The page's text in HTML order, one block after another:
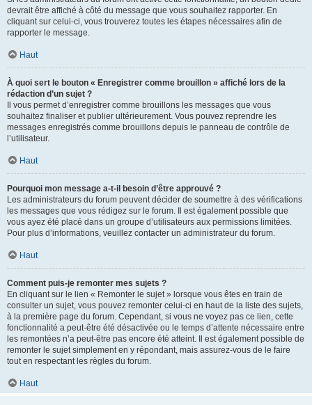
devrait être affiché à côté du message que vous souhaitez rapporter. En
cliquant sur celui-ci, vous trouverez toutes les étapes nécessaires afin de
rapporter le message.
Haut
À quoi sert le bouton « Enregistrer comme brouillon » affiché lors de la
rédaction d’un sujet ?
Il vous permet d’enregistrer comme brouillons les messages que vous
souhaitez finaliser et publier ultérieurement. Vous pouvez reprendre les
messages enregistrés comme brouillons depuis le panneau de contrôle de
l’utilisateur.
Haut
Pourquoi mon message a-t-il besoin d’être approuvé ?
Les administrateurs du forum peuvent décider de soumettre à des vérifications
les messages que vous rédigez sur le forum. Il est également possible que
vous ayez été placé dans un groupe d’utilisateurs aux permissions limitées.
Pour plus d’informations, veuillez contacter un administrateur du forum.
Haut
Comment puis-je remonter mes sujets ?
En cliquant sur le lien « Remonter le sujet » lorsque vous êtes en train de
consulter un sujet, vous pouvez remonter celui-ci en haut de la liste des sujets,
à la première page du forum. Cependant, si vous ne voyez pas ce lien, cette
fonctionnalité a peut-être été désactivée ou le temps d’attente nécessaire entre
les remontées n’a peut-être pas encore été atteint. Il est également possible de
remonter le sujet simplement en y répondant, mais assurez-vous de le faire
tout en respectant les règles du forum.
Haut